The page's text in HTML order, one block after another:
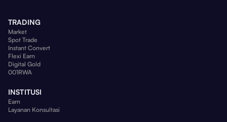
TRADING
Market
Spot Trade
Instant Convert
Flexi Earn
Digital Gold
001RWA
INSTITUSI
Earn
Layanan Konsultasi